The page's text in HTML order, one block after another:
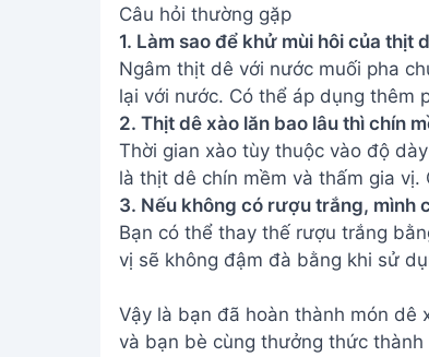
Câu hỏi thường gặp
1. Làm sao để khử mùi hôi của thịt
Ngâm thịt dê với nước muối pha
lại với nước. Có thể áp dụng thêm
2. Thịt dê xào lăn bao lâu thì chín
Thời gian xào tùy thuộc vào độ
là thịt dê chín mềm và thấm gia
3. Nếu không có rượu trắng, mình
Bạn có thể thay thế rượu trắng
vị sẽ không đậm đà bằng khi sử
Vậy là bạn đã hoàn thành món dê
và bạn bè cùng thưởng thức